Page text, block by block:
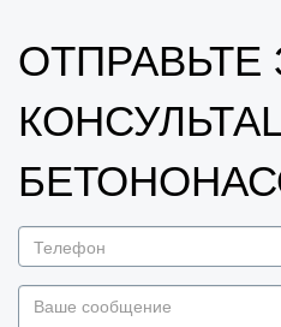
ОТПРАВЬТЕ